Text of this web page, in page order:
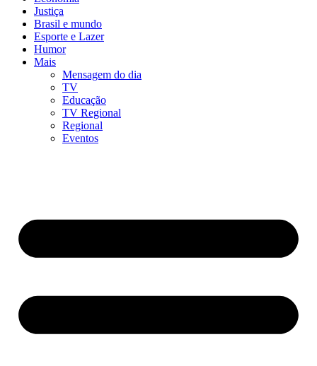
Justiça
Brasil e mundo
Esporte e Lazer
Humor
Mais
Mensagem do dia
TV
Educação
TV Regional
Regional
Eventos